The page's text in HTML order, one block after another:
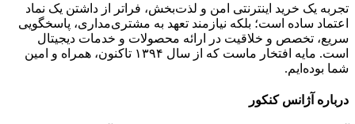
تجربه یک خرید اینترنتی امن و لذت‌بخش، فراتر از داشتن یک نماد
اعتماد ساده است؛ بلکه نیازمند تعهد به مشتری‌مداری، پاسخگویی
سریع، تخصص و خلاقیت در ارائه محصولات و خدمات دیجیتال
است. مایه افتخار ماست که از سال ۱۳۹۴ تاکنون، همراه و امین
شما بوده‌ایم.
درباره آژانس کنکور